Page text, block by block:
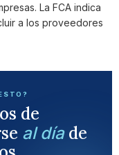
La FCA indica
a los proveedores
de
al díade